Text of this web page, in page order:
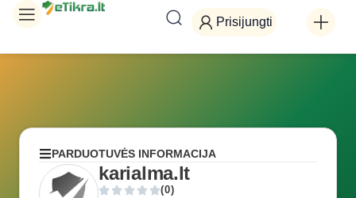
Prisijungti
PARDUOTUVĖS INFORMACIJA
karialma.lt
(0)